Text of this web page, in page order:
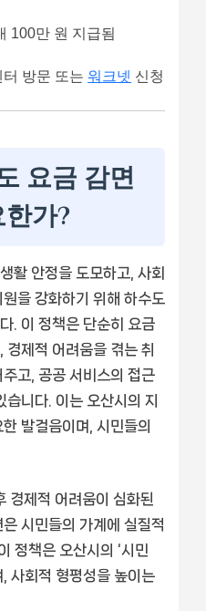
100만 원 지급됨
터 방문 또는 워크넷 신청
요금 감면
가?
활 안정을 도모하고, 사회
을 강화하기 위해 하수도
. 이 정책은 단순히 요금
제적 어려움을 겪는 취
고, 공공 서비스의 접근
니다. 이는 오산시의 지
발걸음이며, 시민들의
경제적 어려움이 심화된
시민들의 가계에 실질적
정책은 오산시의 ‘시민
사회적 형평성을 높이는